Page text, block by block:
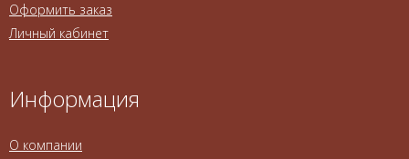
Оформить заказ
Личный кабинет
Информация
О компании